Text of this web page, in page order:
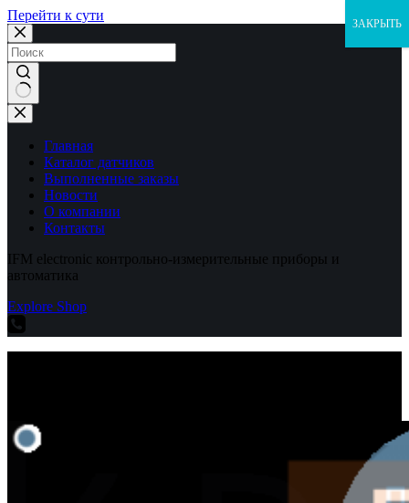
Перейти к сути
Ничего
не
найденоГлавная
Каталог датчиков
Выполненные заказы
Новости
О компании
Контакты
IFM electronic контрольно-измерительные приборы и
автоматика
Explore Shop
ЗАКРЫТЬ